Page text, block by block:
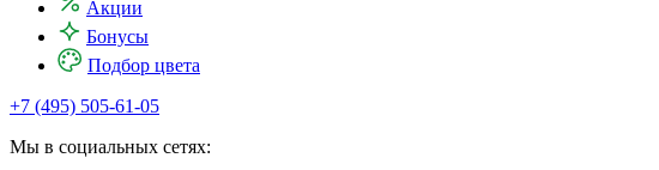
Акции
Бонусы
Подбор цвета
+7 (495) 505-61-05
Мы в социальных сетях: